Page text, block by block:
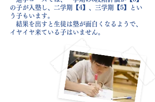
の子が入塾し、二学期【4】、三学期【5】とい
う子もいます。
結果を出すと生徒は塾が面白くなるようで、
イヤイヤ来ている子はいません。